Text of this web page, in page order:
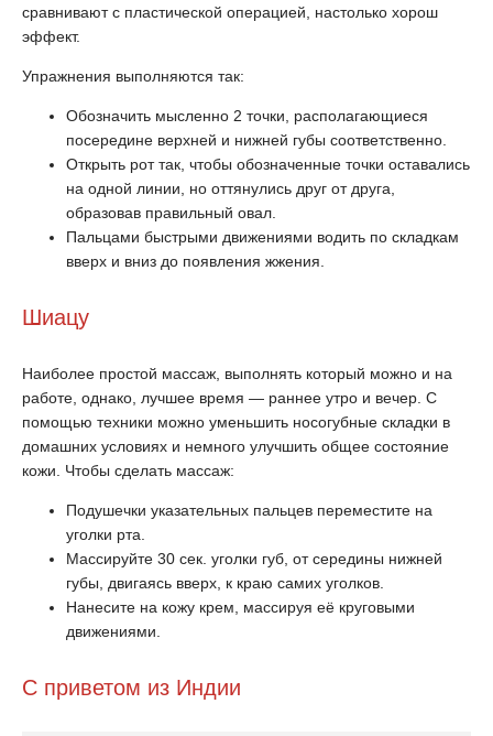
сравнивают с пластической операцией, настолько хорош
эффект.
Упражнения выполняются так:
Обозначить мысленно 2 точки, располагающиеся
посередине верхней и нижней губы соответственно.
Открыть рот так, чтобы обозначенные точки оставались
на одной линии, но оттянулись друг от друга,
образовав правильный овал.
Пальцами быстрыми движениями водить по складкам
вверх и вниз до появления жжения.
Шиацу
Наиболее простой массаж, выполнять который можно и на
работе, однако, лучшее время — раннее утро и вечер. С
помощью техники можно уменьшить носогубные складки в
домашних условиях и немного улучшить общее состояние
кожи. Чтобы сделать массаж:
Подушечки указательных пальцев переместите на
уголки рта.
Массируйте 30 сек. уголки губ, от середины нижней
губы, двигаясь вверх, к краю самих уголков.
Нанесите на кожу крем, массируя её круговыми
движениями.
С приветом из Индии